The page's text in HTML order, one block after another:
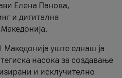
Елена Панова,
и дигитална
Македонија уште еднаш ја
насока за создавање
и исклучително